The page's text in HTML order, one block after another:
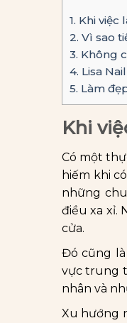
1. Khi việc
2. Vì sao
3. Không
4. Lisa
5. Làm
Khi
Có một
hiếm khi
những
điều xa xỉ.
cửa.
Đó cũng
vực trung
nhân và
Xu hướng